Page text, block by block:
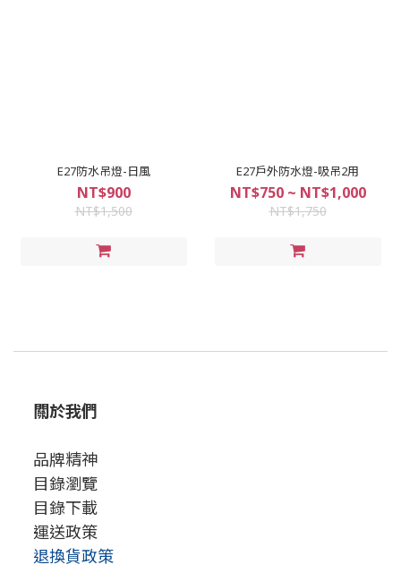
E27防水吊燈-日風
NT$900
NT$1,500
E27戶外防水燈-吸吊2用
NT$750 ~ NT$1,000
NT$1,750
關於我們
品牌精神
目錄瀏覽
目錄下載
運送政策
退換貨政策